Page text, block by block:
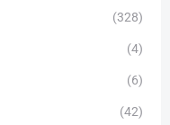
(328)
(4)
(6)
(42)